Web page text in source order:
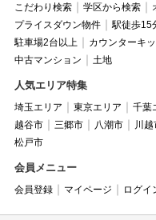
こだわり検索 学区から検索
プライスダウン物件
駅徒歩15
駐車場2台以上
カウンターキ
中古マンション
土地
人気エリア特集
埼玉エリア 東京エリア 千葉
越谷市
三郷市 八潮市 川越
松戸市
会員メニュー
会員登録 マイページ ログイ